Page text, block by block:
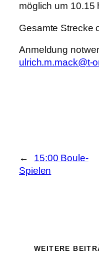
möglich um 10.15
Gesamte Strecke
Anmeldung
ulrich.m.mack@t-
←
15:00 Boule-
Spielen
WEITERE